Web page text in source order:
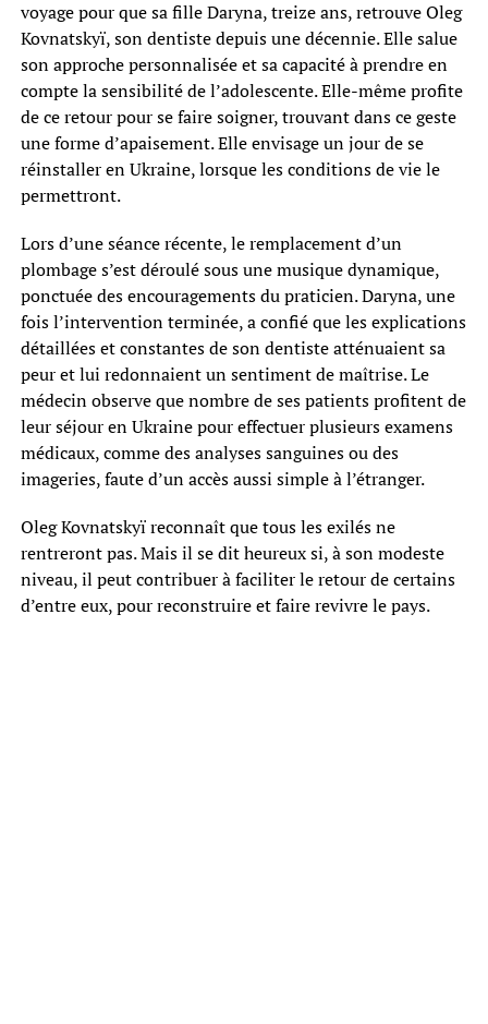
voyage pour que sa fille Daryna, treize ans, retrouve Oleg
Kovnatskyï, son dentiste depuis une décennie. Elle salue
son approche personnalisée et sa capacité à prendre en
compte la sensibilité de l’adolescente. Elle-même profite
de ce retour pour se faire soigner, trouvant dans ce geste
une forme d’apaisement. Elle envisage un jour de se
réinstaller en Ukraine, lorsque les conditions de vie le
permettront.
Lors d’une séance récente, le remplacement d’un
plombage s’est déroulé sous une musique dynamique,
ponctuée des encouragements du praticien. Daryna, une
fois l’intervention terminée, a confié que les explications
détaillées et constantes de son dentiste atténuaient sa
peur et lui redonnaient un sentiment de maîtrise. Le
médecin observe que nombre de ses patients profitent de
leur séjour en Ukraine pour effectuer plusieurs examens
médicaux, comme des analyses sanguines ou des
imageries, faute d’un accès aussi simple à l’étranger.
Oleg Kovnatskyï reconnaît que tous les exilés ne
rentreront pas. Mais il se dit heureux si, à son modeste
niveau, il peut contribuer à faciliter le retour de certains
d’entre eux, pour reconstruire et faire revivre le pays.